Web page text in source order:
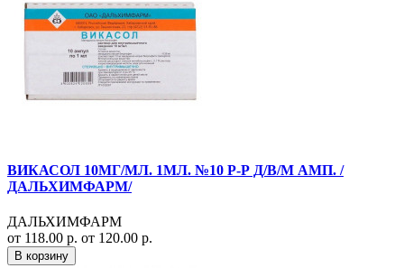
ВИКАСОЛ 10МГ/МЛ. 1МЛ. №10 Р-Р Д/В/М АМП. /
ДАЛЬХИМФАРМ/
ДАЛЬХИМФАРМ
от 118.00 р. от 120.00 р.
В корзину